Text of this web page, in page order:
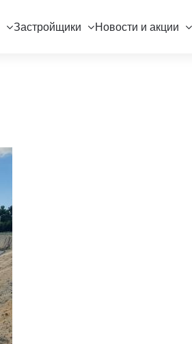
Застройщики Новости и акции